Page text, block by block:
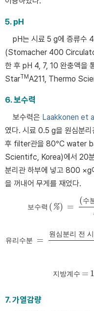
5. pH
pH는 시료 5 g에 증류수
(Stomacher 400
한 후 pH 4, 7, 10 완충액을
StarTMA211, Thermo
6. 보수력
보수력은 Laakkonen et
였다. 시료 0.5 g을 원심분
후 filter관을 80°C water
Scientifc, Korea)에서 20
분리관 하부에 넣고 800
을 꺼내어 무게를 재었다.
보수력 ( %) =
(수
보수력 %= 수분함량−
유리수분 =
원심분리 전 시
유리수분=원심분리 전
지방계수 = 1
지방계수 = 1−
7. 가열감량